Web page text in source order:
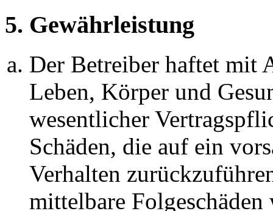
5. Gewährleistung
Der Betreiber haftet mit
Leben, Körper und
wesentlicher
Schäden, die auf ein
Verhalten
mittelbare Folgeschäden